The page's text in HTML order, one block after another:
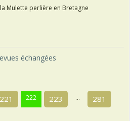
Mulette perlière en Bretagne
échangées
221 222 223 …
281